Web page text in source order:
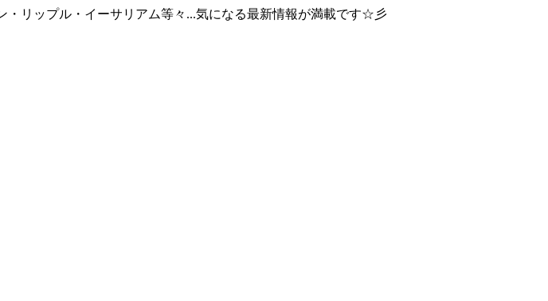
・リップル・イーサリアム等々...気になる最新情報が満載です☆彡